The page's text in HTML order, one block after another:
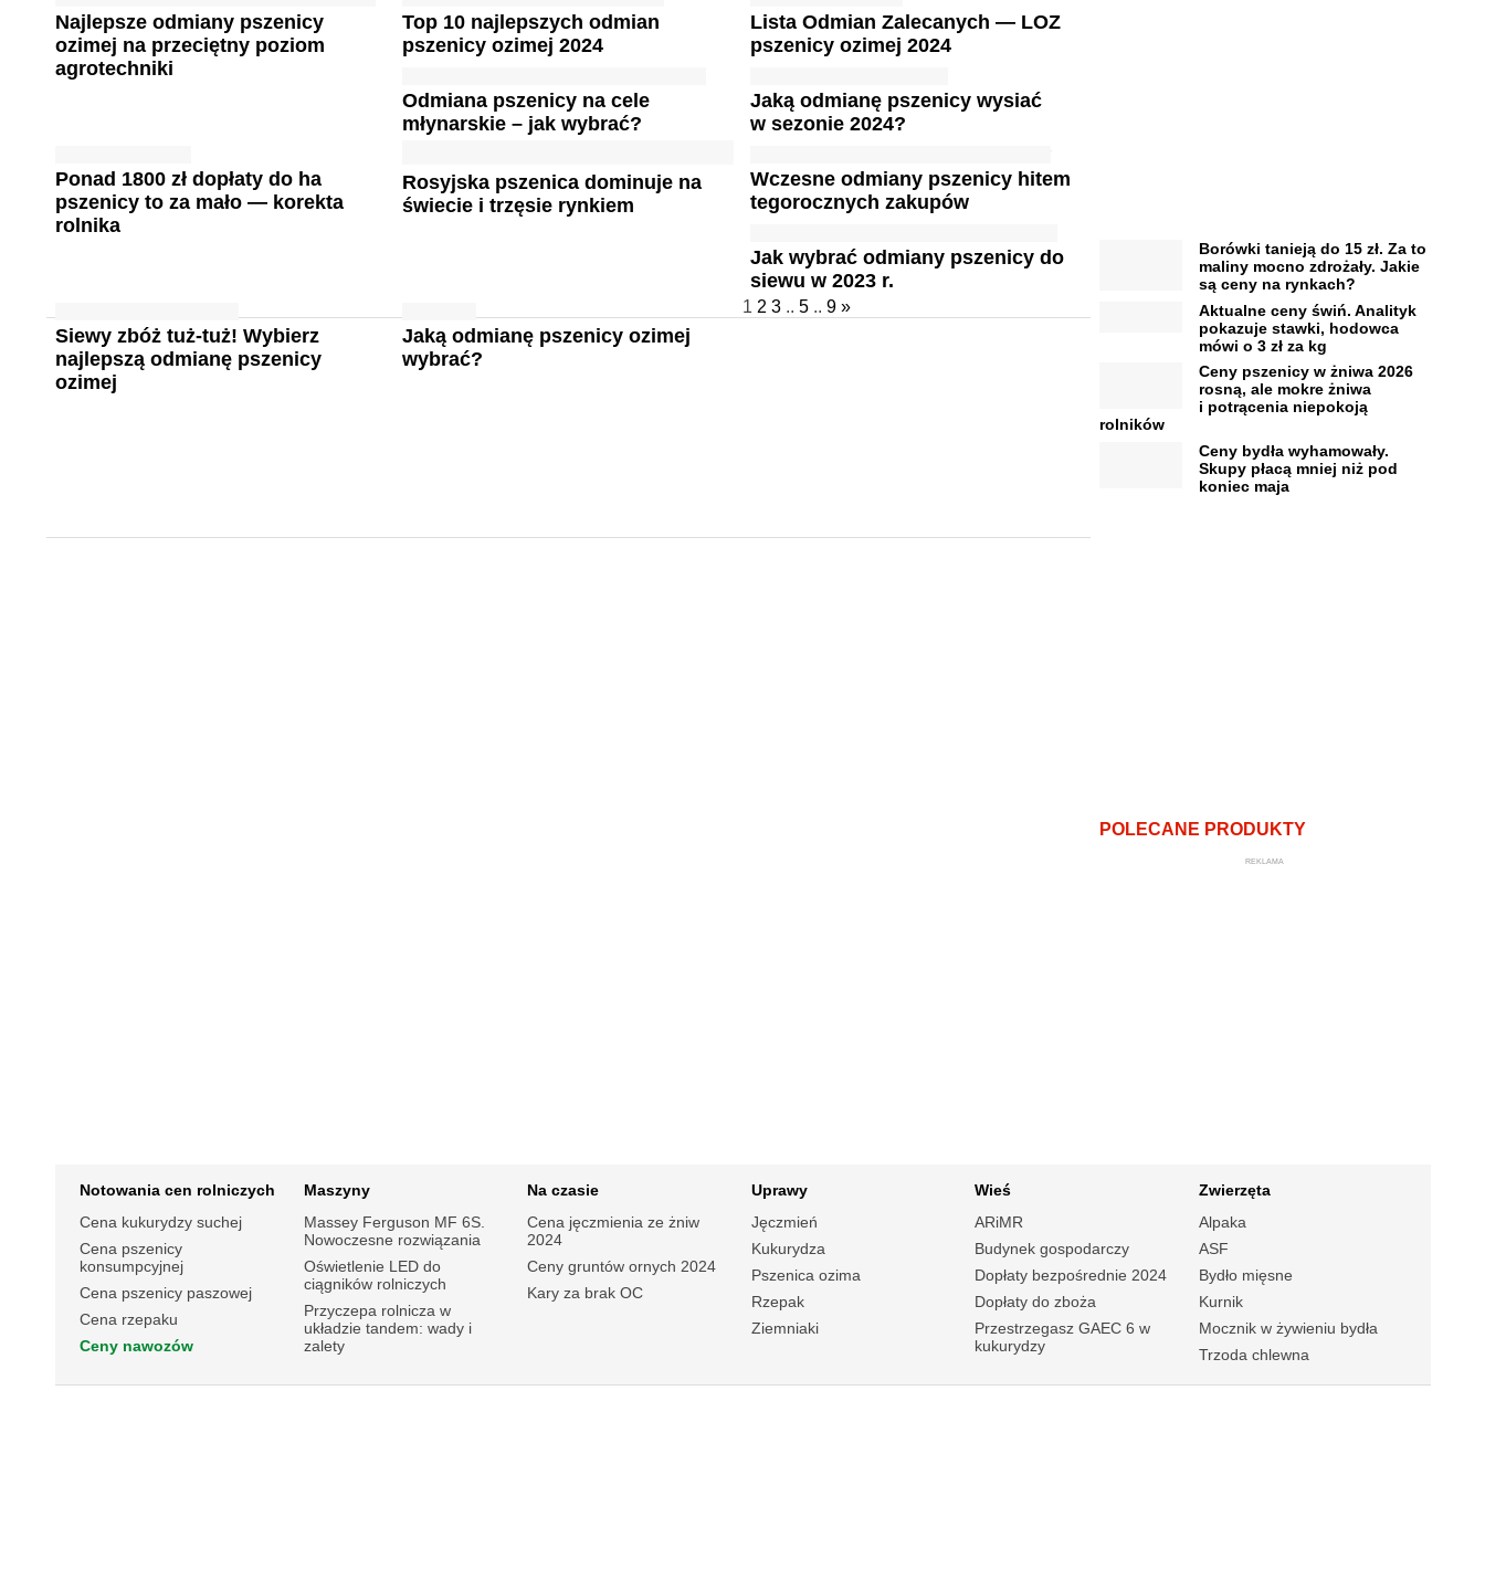
Najlepsze odmiany pszenicy
ozimej na przeciętny poziom
agrotechniki
Top 10 najlepszych odmian
pszenicy ozimej 2024
Lista Odmian Zalecanych — LOZ
pszenicy ozimej 2024
Odmiana pszenicy na cele
młynarskie – jak wybrać?
Jaką odmianę pszenicy wysiać
w sezonie 2024?
Ponad 1800 zł dopłaty do ha
pszenicy to za mało — korekta
rolnika
Rosyjska pszenica dominuje na
świecie i trzęsie rynkiem
Wczesne odmiany pszenicy hitem
tegorocznych zakupów
Jak wybrać odmiany pszenicy do
siewu w 2023 r.
Siewy zbóż tuż-tuż! Wybierz
najlepszą odmianę pszenicy
ozimej
Jaką odmianę pszenicy ozimej
wybrać?
1 2 3 .. 5 .. 9 »
Borówki tanieją do 15 zł. Za to
maliny mocno zdrożały. Jakie
są ceny na rynkach?
Aktualne ceny świń. Analityk
pokazuje stawki, hodowca
mówi o 3 zł za kg
Ceny pszenicy w żniwa 2026
rosną, ale mokre żniwa
i potrącenia niepokoją
rolników
Ceny bydła wyhamowały.
Skupy płacą mniej niż pod
koniec maja
POLECANE PRODUKTY
REKLAMA
Notowania cen rolniczych
Cena kukurydzy suchej
Cena pszenicy
konsumpcyjnej
Cena pszenicy paszowej
Cena rzepaku
Ceny nawozów
Maszyny
Massey Ferguson MF 6S.
Nowoczesne rozwiązania
Oświetlenie LED do
ciągników rolniczych
Przyczepa rolnicza w
układzie tandem: wady i
zalety
Na czasie
Cena jęczmienia ze żniw
2024
Ceny gruntów ornych 2024
Kary za brak OC
Uprawy
Jęczmień
Kukurydza
Pszenica ozima
Rzepak
Ziemniaki
Wieś
ARiMR
Budynek gospodarczy
Dopłaty bezpośrednie 2024
Dopłaty do zboża
Przestrzegasz GAEC 6 w
kukurydzy
Zwierzęta
Alpaka
ASF
Bydło mięsne
Kurnik
Mocznik w żywieniu bydła
Trzoda chlewna